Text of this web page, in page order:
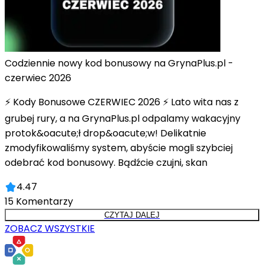
Codziennie nowy kod bonusowy na GrynaPlus.pl -
czerwiec 2026
⚡ Kody Bonusowe CZERWIEC 2026 ⚡ Lato wita nas z
grubej rury, a na GrynaPlus.pl odpalamy wakacyjny
protok&oacute;ł drop&oacute;w! Delikatnie
zmodyfikowaliśmy system, abyście mogli szybciej
odebrać kod bonusowy. Bądźcie czujni, skan
4.47
15 Komentarzy
CZYTAJ DALEJ
ZOBACZ WSZYSTKIE